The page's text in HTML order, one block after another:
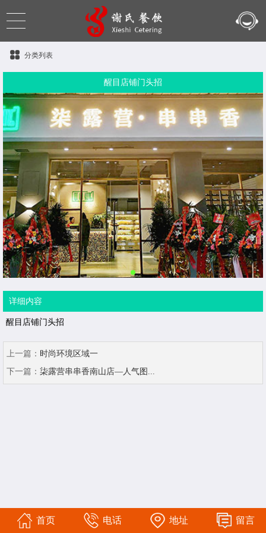
分类列表
醒目店铺门头招
详细内容
醒目店铺门头招
上一篇： 时尚环境区域一
下一篇： 柒露营串串香南山店—人气图...
首页 电话 地址 留言